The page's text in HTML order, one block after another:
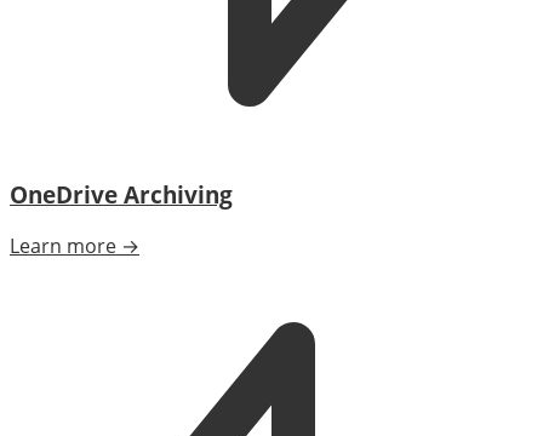
OneDrive Archiving
Learn more →